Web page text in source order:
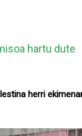
hartu dute
herri